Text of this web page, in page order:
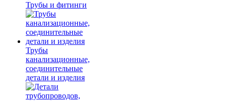
Трубы и фитинги
Трубы
канализационные,
соединительные
детали и изделия